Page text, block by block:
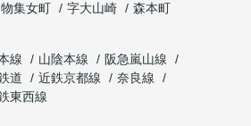
物集女町 字大山崎
森本町
線 山陰本線
阪急嵐山線
道 近鉄京都線
奈良線
東西線